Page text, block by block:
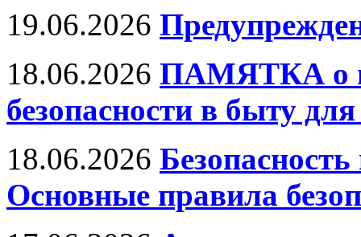
19.06.2026
18.06.2026 ПАМЯТКА о
безопасности в быту
18.06.2026
Основные правила